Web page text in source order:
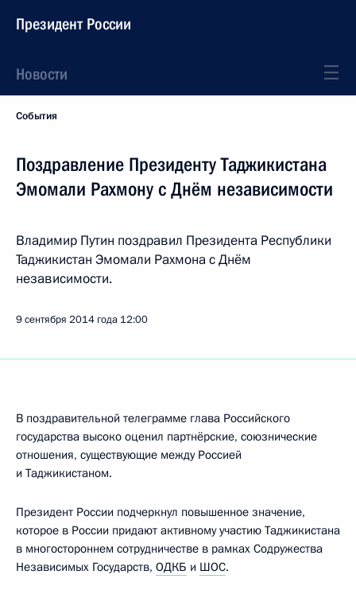
Президент России
Новости
События
Поздравление Президенту Таджикистана
Эмомали Рахмону с Днём независимости
Владимир Путин поздравил Президента Республики
Таджикистан Эмомали Рахмона с Днём
независимости.
9 сентября 2014 года 12:00
В поздравительной телеграмме глава Российского
государства высоко оценил партнёрские, союзнические
отношения, существующие между Россией
и Таджикистаном.
Президент России подчеркнул повышенное значение,
которое в России придают активному участию Таджикистана
в многостороннем сотрудничестве в рамках Содружества
Независимых Государств, ОДКБ и ШОС.